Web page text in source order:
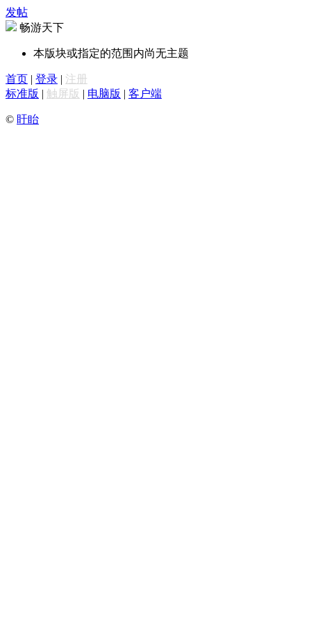
发帖
畅游天下
本版块或指定的范围内尚无主题
首页 | 登录 | 注册
标准版 | 触屏版 | 电脑版 | 客户端
© 盱眙